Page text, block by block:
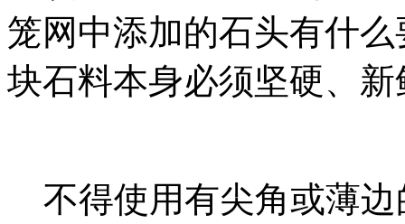
笼网中添加的石头有什
块石料本身必须坚硬、
不得使用有尖角或薄边